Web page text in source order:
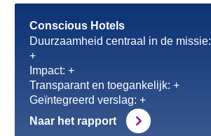
Conscious Hotels
Duurzaamheid centraal in de missie:
+
Impact: +
Transparant en toegankelijk: +
Geïntegreerd verslag: +
Naar het rapport